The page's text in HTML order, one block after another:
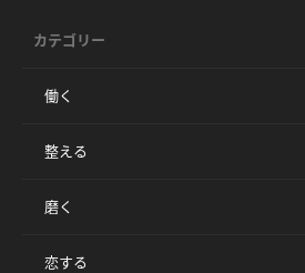
カテゴリー
働く
整える
磨く
恋する